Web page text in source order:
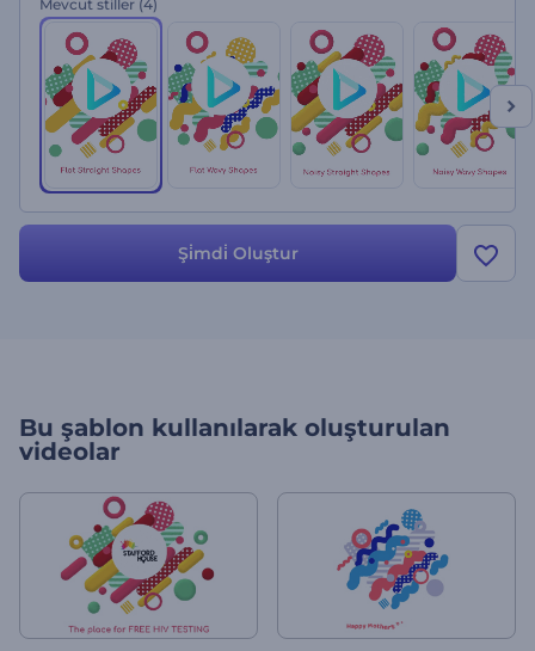
Hemen şimdi deneyin!
Mevcut stiller (4)
Şi̇mdi̇ Oluştur
Bu şablon kullanılarak oluşturulan
videolar